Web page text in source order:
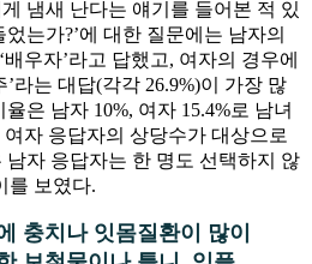
냄새 난다는 얘기를 들어본 적 있
는가?’에 대한 질문에는 남자의
우자’라고 답했고, 여자의 경우에
’라는 대답(각각 26.9%)이 가장 많
은 남자 10%, 여자 15.4%로 남녀
자 응답자의 상당수가 대상으로
남자 응답자는 한 명도 선택하지 않
를 보였다.
충치나 잇몸질환이 많이